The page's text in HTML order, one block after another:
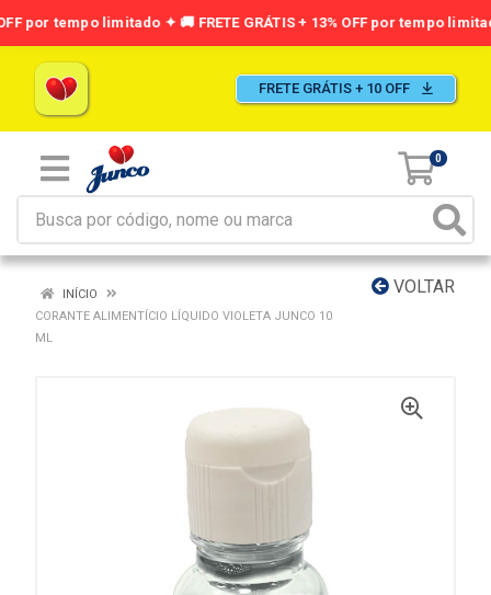
FRETE GRÁTIS + 10 OFF
0
VOLTAR
INÍCIO
CORANTE ALIMENTÍCIO LÍQUIDO VIOLETA JUNCO 10
ML